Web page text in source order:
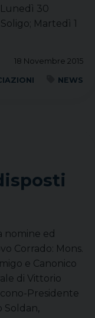
Lunedì 30
Martedì 1
18 Novembre 2015
NEWS
nomine ed
Corrado: Mons.
e Canonico
di Vittorio
Presidente
Soldan,